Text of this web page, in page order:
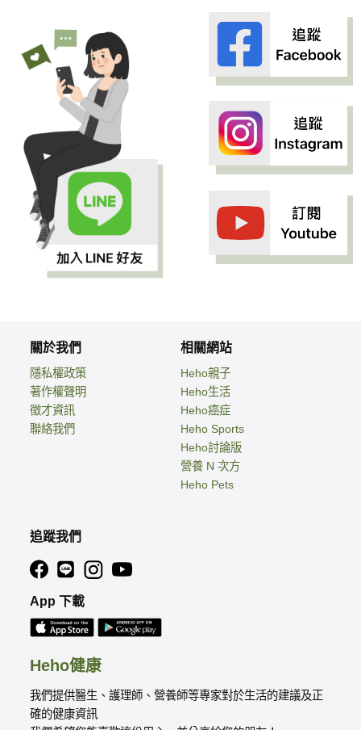
Heho健康
我們提供醫生、護理師、營養師等專家對於生活的建議及正
確的健康資訊
關於我們
隱私權政策
著作權聲明
徵才資訊
聯絡我們
相關網站
Heho親子
Heho生活
Heho癌症
Heho Sports
Heho討論版
營養 N 次方
Heho Pets
追蹤我們
App 下載